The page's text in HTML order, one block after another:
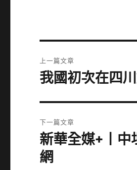
章
上一篇文章
上
篇
章:
我國初次在四
下一篇文章
下
一
篇
新華全媒+丨中
網